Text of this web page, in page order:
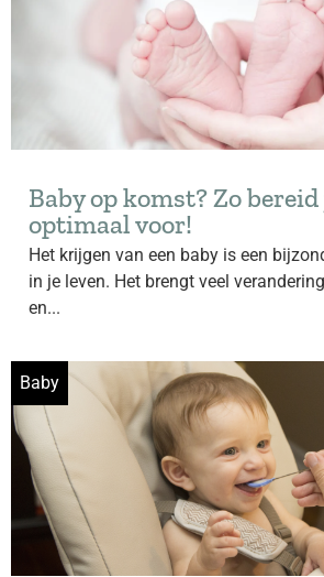
Baby op komst? Zo bereid
optimaal voor!
Het krijgen van een baby is een
in je leven. Het brengt veel
en...
Baby